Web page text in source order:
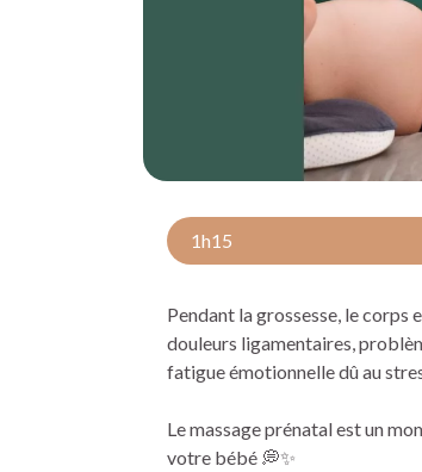
1h15
Pendant la grossesse, le corps
douleurs ligamentaires,
fatigue émotionnelle dû au
Le massage prénatal est un
votre bébé 💭✨